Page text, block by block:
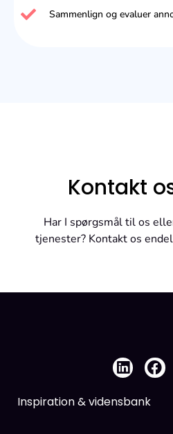
Sammenlign og evaluer
Kontakt
Har I spørgsmål til os
tjenester? Kontakt os
Inspiration & vidensbank